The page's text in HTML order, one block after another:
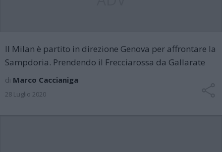
Il Milan è partito in direzione Genova per affrontare la
Sampdoria. Prendendo il Frecciarossa da Gallarate
di Marco Caccianiga
28 Luglio 2020